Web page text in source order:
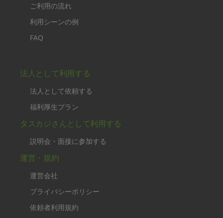
ご利用の流れ
利用シーンの例
FAQ
法人として利用する
法人として依頼する
福利厚生プラン
タスカジさんとして利用する
説明会・面接に参加する
運営・規約
運営会社
プライバシーポリシー
依頼者利用規約